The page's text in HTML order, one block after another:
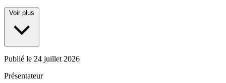
Voir plus
Publié le 24 juillet 2026
Présentateur